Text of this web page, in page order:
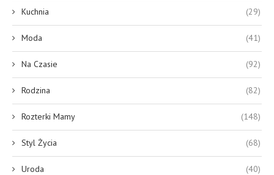
Kuchnia (29)
Moda (41)
Na Czasie (92)
Rodzina (82)
Rozterki Mamy (148)
Styl Życia (68)
Uroda (40)